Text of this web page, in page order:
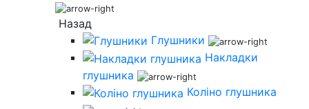
Назад
Глушники
Накладки
глушника
Коліно глушника